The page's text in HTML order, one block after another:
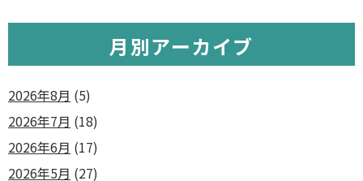
月別アーカイブ
2026年8月 (5)
2026年7月 (18)
2026年6月 (17)
2026年5月 (27)